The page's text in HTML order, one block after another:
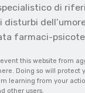
di
dell’umore
farmaci-
this website from
Doing so will protect
learning from your
other users.